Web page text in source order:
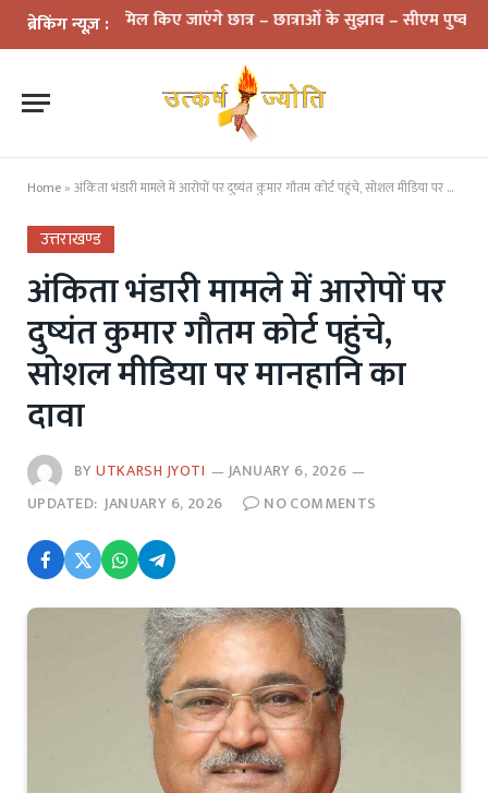
ब्रेकिंग न्यूज़ :
में शामिल किए जाएंगे छात्र – छात्राओं के सुझाव – सीएम पुष्कर सिंह धामी
Home » अंकिता भंडारी मामले में आरोपों पर दुष्यंत कुमार गौतम कोर्ट पहुंचे, सोशल मीडिया पर मानहानि का दावा
उत्तराखण्ड
अंकिता भंडारी मामले में आरोपों पर
दुष्यंत कुमार गौतम कोर्ट पहुंचे,
सोशल मीडिया पर मानहानि का
दावा
BYUTKARSH JYOTI
JANUARY 6, 2026
UPDATED: JANUARY 6, 2026 NO COMMENTS